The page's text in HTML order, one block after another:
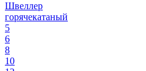
Швеллер
горячекатаный
5
6
8
10